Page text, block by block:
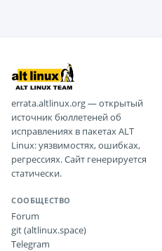
errata.altlinux.org — открытый
источник бюллетеней об
исправлениях в пакетах ALT
Linux: уязвимостях, ошибках,
регрессиях. Сайт генерируется
статически.
СООБЩЕСТВО
Forum
git (altlinux.space)
Telegram